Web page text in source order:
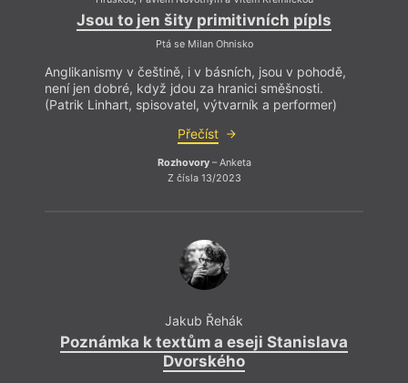
Jsou to jen šity primitivních pípls
Ptá se Milan Ohnisko
Anglikanismy v češtině, i v básních, jsou v pohodě,
není jen dobré, když jdou za hranici směšnosti.
(Patrik Linhart, spisovatel, výtvarník a performer)
Přečíst
Rozhovory– Anketa
Z čísla 13/2023
Jakub Řehák
Poznámka k textům a eseji Stanislava
Dvorského